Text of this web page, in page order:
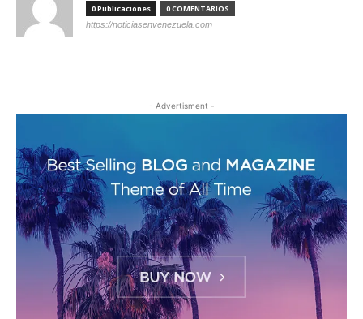
0 Publicaciones 0 COMENTARIOS
https://noticiasenvenezuela.com
- Advertisment -